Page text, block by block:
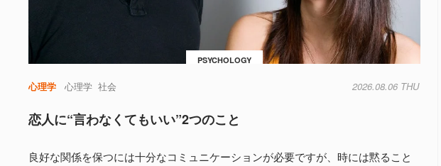
PSYCHOLOGY
心理学 心理学 社会 2026.08.06 THU
恋人に“言わなくてもいい”2つのこと
良好な関係を保つには十分なコミュニケーションが必要ですが、時には黙ること